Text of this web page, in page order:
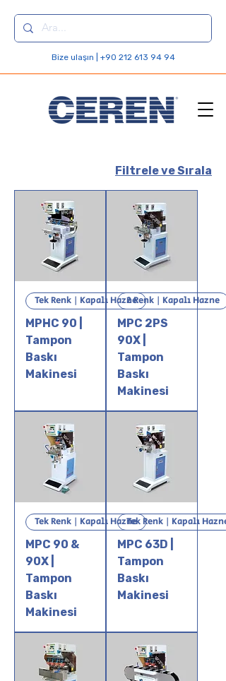
Bize ulaşın | +90 212 613 94 94
Filtrele ve Sırala
Tek Renk | Kapalı Hazne
MPHC 90 |
Tampon
Baskı
Makinesi
2 Renk | Kapalı Hazne
MPC 2PS
90X |
Tampon
Baskı
Makinesi
Tek Renk | Kapalı Hazne
MPC 90 &
90X |
Tampon
Baskı
Makinesi
Tek Renk | Kapalı Hazne
MPC 63D |
Tampon
Baskı
Makinesi